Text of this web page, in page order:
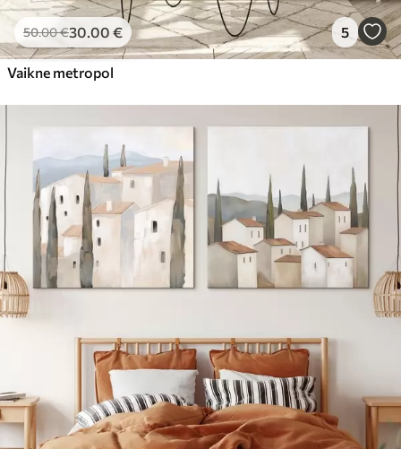
50.00€30.00 € 5
Vaikne metropol